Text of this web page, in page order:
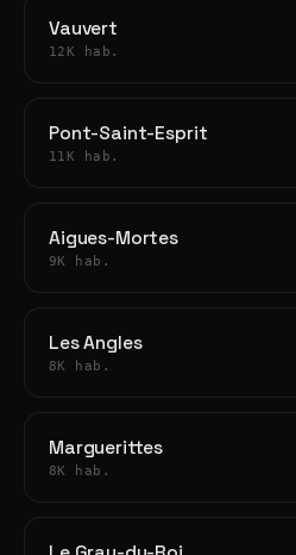
Vauvert
12K hab.
Pont-Saint-Esprit
11K hab.
Aigues-Mortes
9K hab.
Les Angles
8K hab.
Marguerittes
8K hab.